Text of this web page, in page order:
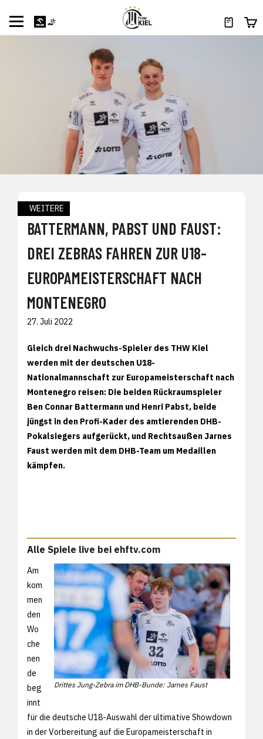
WEITERE
BATTERMANN, PABST UND FAUST:
DREI ZEBRAS FAHREN ZUR U18-
EUROPAMEISTERSCHAFT NACH
MONTENEGRO
27. Juli 2022
Gleich drei Nachwuchs-Spieler des THW Kiel
werden mit der deutschen U18-
Nationalmannschaft zur Europameisterschaft nach
Montenegro reisen: Die beiden Rückraumspieler
Ben Connar Battermann und Henri Pabst, beide
jüngst in den Profi-Kader des amtierenden DHB-
Pokalsiegers aufgerückt, und Rechtsaußen Jarnes
Faust werden mit dem DHB-Team um Medaillen
kämpfen.
Alle Spiele live bei ehftv.com
Drittes Jung-Zebra im DHB-Bunde: Jarnes Faust
Am
kom
men
den
Wo
che
nen
de
beg
innt
für die deutsche U18-Auswahl der ultimative Showdown
in der Vorbereitung auf die Europameisterschaft in